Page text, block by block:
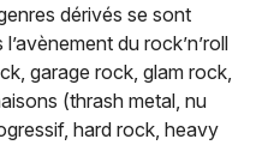
dérivés se sont
du rock’n’roll
garage rock, glam rock,
(thrash metal, nu
hard rock, heavy